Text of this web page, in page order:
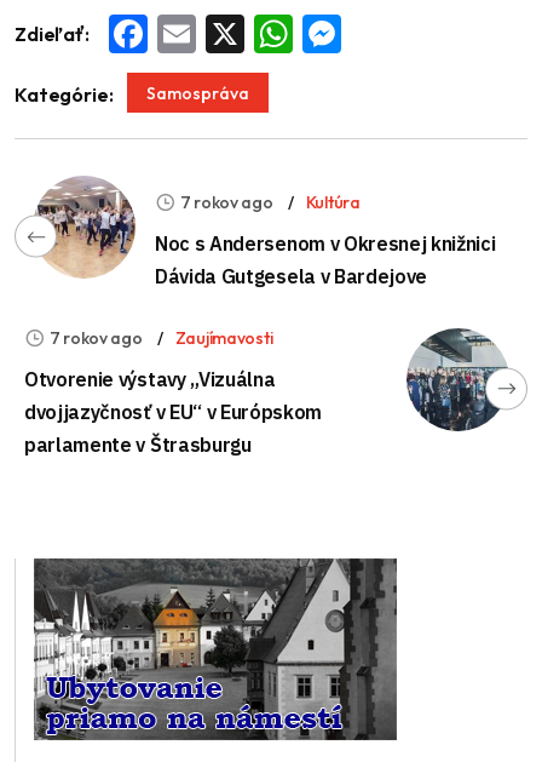
Zdieľať: Facebook
Email WhatsApp
Kategórie: Samospráva
7 rokov ago Kultúra
Noc s Andersenom v Okresnej knižnici
Dávida Gutgesela v Bardejove
7 rokov ago Zaujímavosti
Otvorenie výstavy „Vizuálna
dvojjazyčnosť v EU“ v Európskom
parlamente v Štrasburgu